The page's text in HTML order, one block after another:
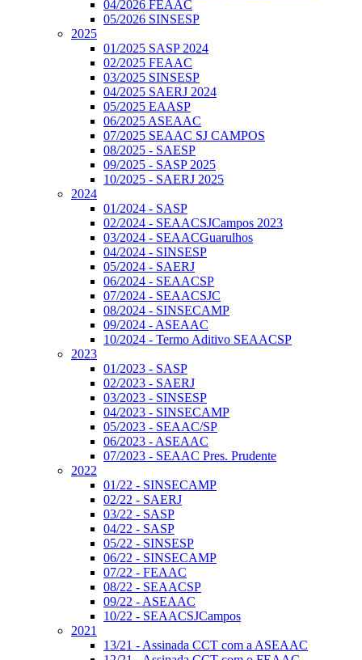
04/2026 FEAAC
05/2026 SINSESP
2025
01/2025 SASP 2024
02/2025 FEAAC
03/2025 SINSESP
04/2025 SAERJ 2024
05/2025 EAASP
06/2025 ASEAAC
07/2025 SEAAC SJ CAMPOS
08/2025 - SAESP
09/2025 - SASP 2025
10/2025 - SAERJ 2025
2024
01/2024 - SASP
02/2024 - SEAACSJCampos 2023
03/2024 - SEAACGuarulhos
04/2024 - SINSESP
05/2024 - SAERJ
06/2024 - SEAACSP
07/2024 - SEAACSJC
08/2024 - SINSECAMP
09/2024 - ASEAAC
10/2024 - Termo Aditivo SEAACSP
2023
01/2023 - SASP
02/2023 - SAERJ
03/2023 - SINSESP
04/2023 - SINSECAMP
05/2023 - SEAAC/SP
06/2023 - ASEAAC
07/2023 - SEAAC Pres. Prudente
2022
01/22 - SINSECAMP
02/22 - SAERJ
03/22 - SASP
04/22 - SASP
05/22 - SINSESP
06/22 - SINSECAMP
07/22 - FEAAC
08/22 - SEAACSP
09/22 - ASEAAC
10/22 - SEAACSJCampos
2021
13/21 - Assinada CCT com a ASEAAC